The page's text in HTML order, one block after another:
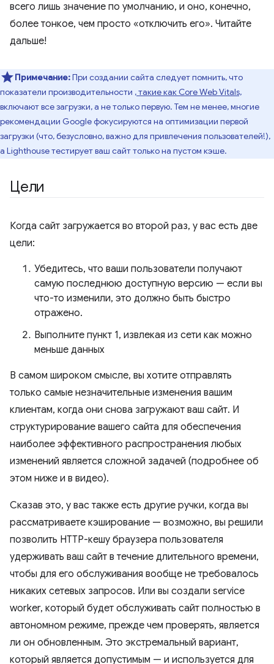
всего лишь значение по умолчанию, и оно, конечно,
более тонкое, чем просто «отключить его». Читайте
дальше!
Примечание:При создании сайта следует помнить, что
показатели производительности , такие как Core Web Vitals,
включают все загрузки, а не только первую. Тем не менее, многие
рекомендации Google фокусируются на оптимизации первой
загрузки (что, безусловно, важно для привлечения пользователей!),
а Lighthouse тестирует ваш сайт только на пустом кэше.
Цели
Когда сайт загружается во второй раз, у вас есть две
цели:
Убедитесь, что ваши пользователи получают
самую последнюю доступную версию — если вы
что-то изменили, это должно быть быстро
отражено.
Выполните пункт 1, извлекая из сети как можно
меньше данных
В самом широком смысле, вы хотите отправлять
только самые незначительные изменения вашим
клиентам, когда они снова загружают ваш сайт. И
структурирование вашего сайта для обеспечения
наиболее эффективного распространения любых
изменений является сложной задачей (подробнее об
этом ниже и в видео).
Сказав это, у вас также есть другие ручки, когда вы
рассматриваете кэширование — возможно, вы решили
позволить HTTP-кешу браузера пользователя
удерживать ваш сайт в течение длительного времени,
чтобы для его обслуживания вообще не требовалось
никаких сетевых запросов. Или вы создали service
worker, который будет обслуживать сайт полностью в
автономном режиме, прежде чем проверять, является
ли он обновленным. Это экстремальный вариант,
который является допустимым — и используется для